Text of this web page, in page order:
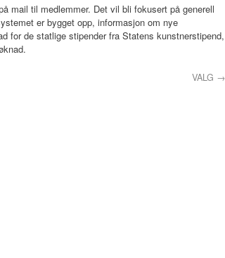
mail til medlemmer. Det vil bli fokusert på generell
er bygget opp, informasjon om nye
for de statlige stipender fra Statens kunstnerstipend,
VALG →